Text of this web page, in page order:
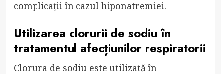
complicații în cazul hiponatremiei.
Utilizarea clorurii de sodiu în
tratamentul afecțiunilor respiratorii
Clorura de sodiu este utilizată în